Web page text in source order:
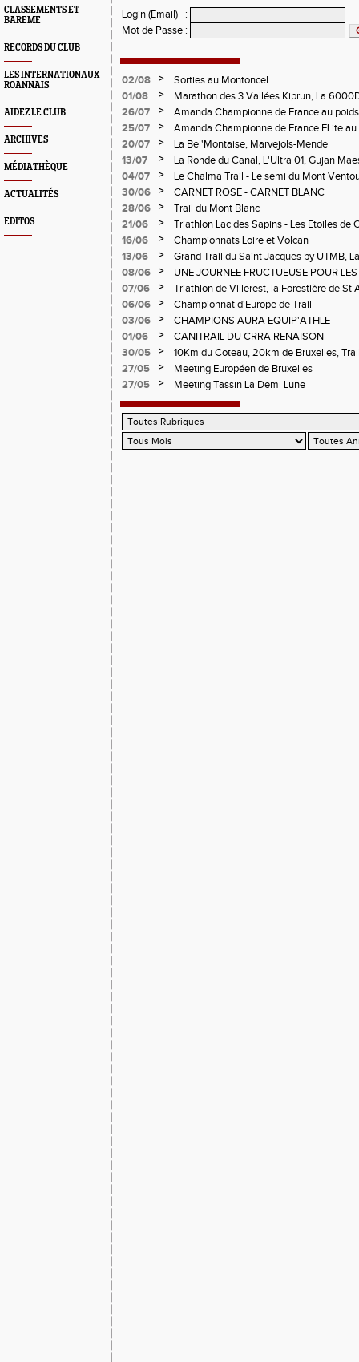
CLASSEMENTS ET
BAREME
RECORDS DU CLUB
LES INTERNATIONAUX
ROANNAIS
AIDEZ LE CLUB
ARCHIVES
MÉDIATHÈQUE
ACTUALITÉS
EDITOS
Login (Email)
:
Mot de Passe :
02/08 >
Sorties au Montoncel
01/08
>
Marathon des 3 Vallées Kiprun, La
Verticale d'Orcières, St Augustin
26/07 >
Amanda Championne de France au poids
25/07
>
Amanda Championne de France ELite
20/07
>
La Bel'Montaise, Marvejols-Mende
13/07
>
La Ronde du Canal, L'Ultra 01, Gujan
04/07
>
Le Chalma Trail - Le semi du Mont
Cublize - Les Passerelles de Monteynard
Pralognon La Vanoise
30/06 >
CARNET ROSE - CARNET BLANC
28/06
>
Trail du Mont Blanc
21/06
>
Triathlon Lac des Sapins - Les Etoiles de
16/06
>
Championnats Loire et Volcan
13/06
>
Grand Trail du Saint Jacques by UTMB,
d'Andrézieux-Bouthéon
08/06 >
UNE JOURNEE FRUCTUEUSE POUR
CHAMPIONNATS DE LA LOIRE A
07/06 >
Triathlon de Villerest, la Forestière de St
Circuit de la Sure, Tour du Pays Roannais
06/06 >
Championnat d'Europe de Trail
03/06
>
CHAMPIONS AURA EQUIP'ATHLE
01/06
>
CANITRAIL DU CRRA RENAISON
30/05
>
10Km du Coteau, 20km de Bruxelles,
Pilatrail
27/05 >
Meeting Européen de Bruxelles
27/05
> Meeting Tassin La Demi Lune